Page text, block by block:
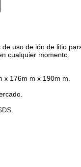
uso de ión de litio
cualquier momento.
176m m x 190m m.